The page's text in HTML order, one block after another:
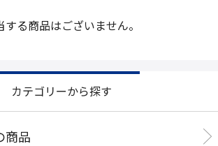
する商品はございません。
カテゴリーから探す
商品